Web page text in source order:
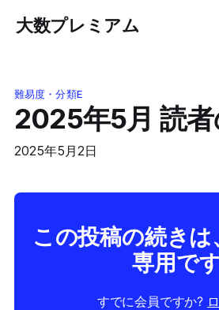
大数プレミアム
難易度・分類E
2025年5月 読
2025年5月2日
この投稿の続きは
専用で
すでに会員ですか?